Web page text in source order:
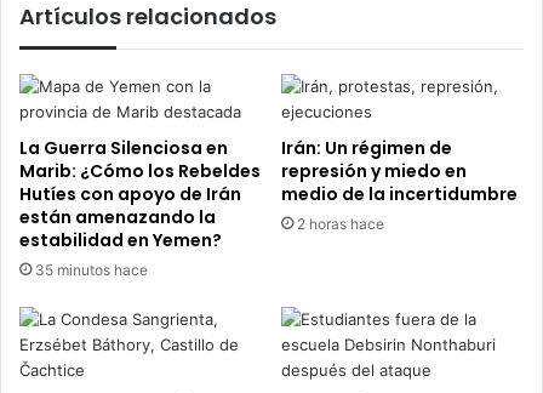
“sexo”
de
la
preparación
de
futbolistas
Artículos relacionados
La Guerra Silenciosa en
Marib: ¿Cómo los Rebeldes
Hutíes con apoyo de Irán
están amenazando la
estabilidad en Yemen?
35 minutos hace
Irán: Un régimen de
represión y miedo en
medio de la incertidumbre
2 horas hace